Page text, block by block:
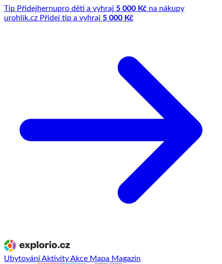
Tip Přidejhernupro děti a vyhraj 5 000 Kč na nákupy
urohlik.cz Přidej tip a vyhraj 5 000 Kč
UbytováníAktivityAkce Mapa Magazín